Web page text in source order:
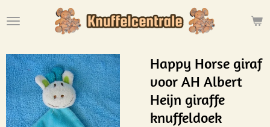
direct
hoofdinhoud
Happy Horse giraf
voor AH Albert
Heijn giraffe
knuffeldoek